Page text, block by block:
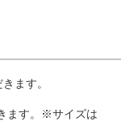
ます。
ます。※サイズは